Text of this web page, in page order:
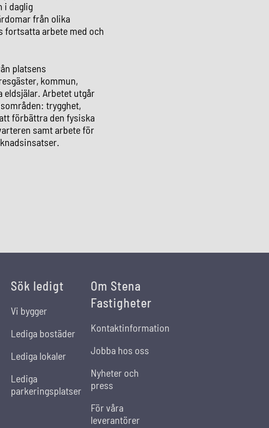
i daglig
från olika
fortsatta arbete med och
platsens
kommun,
eldsjälar. Arbetet utgår
trygghet,
förbättra den fysiska
samt arbete för
Sök ledigt
Vi bygger
Lediga bostäder
Lediga lokaler
Lediga
parkeringsplatser
Om Stena
Fastigheter
Kontaktinformation
Jobba hos oss
Nyheter och
press
För våra
leverantörer